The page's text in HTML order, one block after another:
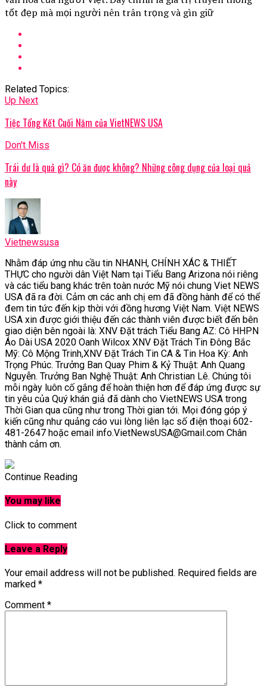
tốt đẹp mà mọi người nên trân trọng và gìn giữ
Related Topics:
Up Next
Tiệc Tổng Kết Cuối Năm của VietNEWS USA
Don't Miss
Trái dư là quả gì? Có ăn được không? Những công dụng của loại quả
này
Vietnewsusa
Nhằm đáp ứng nhu cầu tin NHANH, CHÍNH XÁC & THIẾT
THỰC cho người dân Việt Nam tại Tiểu Bang Arizona nói riêng
và các tiểu bang khác trên toàn nước Mỹ nói chung Viet NEWS
USA đã ra đời. Cảm ơn các anh chị em đã đồng hành để có thể
đem tin tức đến kịp thời với đồng hương Việt Nam. Việt NEWS
USA xin được giới thiệu đến các thành viên được biết đến bên
giao diện bên ngoài là: XNV Đặt trách Tiểu Bang AZ: Cô HHPN
Áo Dài USA 2020 Oanh Wilcox XNV Đặt Trách Tin Đông Bắc
Mỹ: Cô Mộng Trinh,XNV Đặt Trách Tin CA & Tin Hoa Kỳ: Anh
Trọng Phúc. Trưởng Ban Quay Phim & Kỷ Thuật: Anh Quang
Nguyễn. Trưởng Ban Nghệ Thuật: Anh Christian Lê. Chúng tôi
mỗi ngày luôn cố gắng để hoàn thiện hơn để đáp ứng được sự
tin yêu của Quý khán giả đã dành cho VietNEWS USA trong
Thời Gian qua cũng như trong Thời gian tới. Mọi đóng góp ý
kiến cũng như quảng cáo vui lòng liên lạc số điện thoại 602-
481-2647 hoặc email info.VietNewsUSA@Gmail.com Chân
thành cảm ơn.
Continue Reading
You may like
Click to comment
Leave a Reply
Your email address will not be published. Required fields are
marked *
Comment *